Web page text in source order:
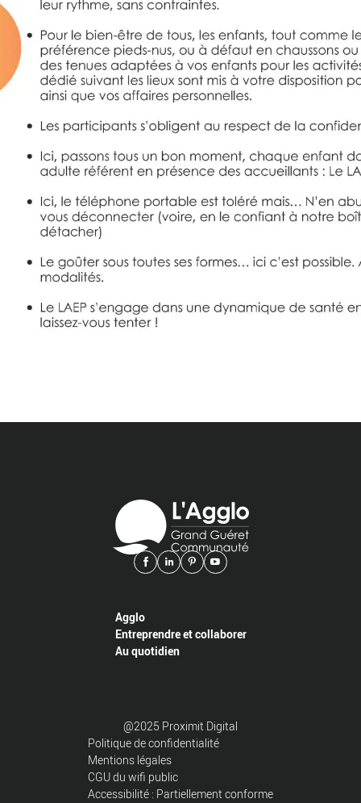
Agglo
Entreprendre et collaborer
Au quotidien
@2025 Proximit Digital
Politique de confidentialité
Mentions légales
CGU du wifi public
Accessibilité : Partiellement conforme